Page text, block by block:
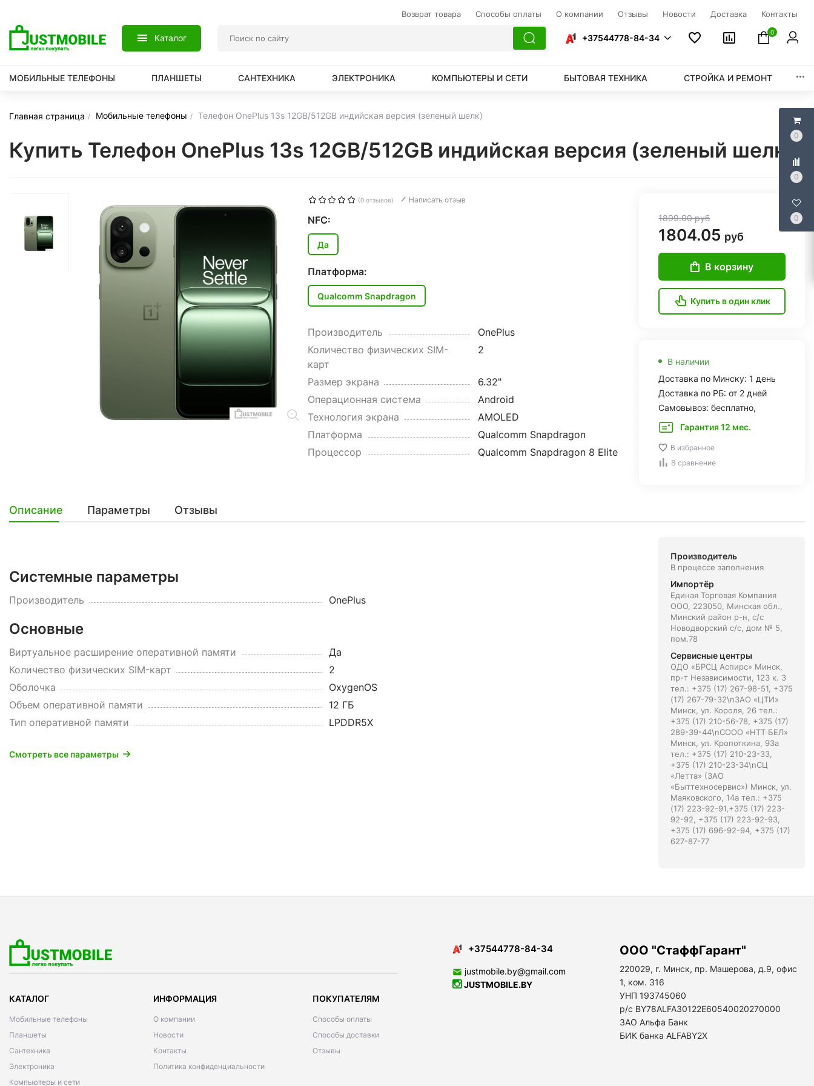
0
0
0
Возврат товара Способы оплаты О компании Отзывы Новости Доставка Контакты
Каталог +37544778-84-34
0
МОБИЛЬНЫЕ ТЕЛЕФОНЫ ПЛАНШЕТЫ САНТЕХНИКА ЭЛЕКТРОНИКА КОМПЬЮТЕРЫ И СЕТИ БЫТОВАЯ ТЕХНИКА СТРОЙКА И РЕМОНТ
Главная страница Мобильные телефоны Телефон OnePlus 13s 12GB/512GB индийская версия (зеленый шелк)
Купить Телефон OnePlus 13s 12GB/512GB индийская версия (зеленый шелк)
(0 отзывов) Написать отзыв
NFC:
Да
Платформа:
Qualcomm Snapdragon
Производитель
OnePlus
Количество физических SIM-
карт
2
Размер экрана
6.32"
Операционная система
Android
Технология экрана
AMOLED
Платформа
Qualcomm Snapdragon
Процессор
Qualcomm Snapdragon 8 Elite
1899.00руб
1804.05 руб
В корзину
Купить в один клик
В наличии
Доставка по Минску: 1 день
Доставка по РБ: от 2 дней
Самовывоз: бесплатно,
Гарантия 12 мес.
В избранное
В сравнение
Описание Параметры Отзывы
Системные параметры
Производитель OnePlus
Основные
Виртуальное расширение оперативной памяти
Да
Количество физических SIM-карт
2
Оболочка
OxygenOS
Объем оперативной памяти
12 ГБ
Тип оперативной памяти
LPDDR5X
Смотреть все параметры
Производитель
В процессе заполнения
Импортёр
Единая Торговая Компания
ООО, 223050, Минская обл.,
Минский район р-н, с/с
Новодворский с/с, дом № 5,
пом.78
Сервисные центры
ОДО «БРСЦ Аспирс» Минск,
пр-т Независимости, 123 к. 3
тел.: +375 (17) 267-98-51, +375
(17) 267-79-32\nЗАО «ЦТИ»
Минск, ул. Короля, 26 тел.:
+375 (17) 210-56-78, +375 (17)
289-39-44\nСООО «НТТ БЕЛ»
Минск, ул. Кропоткина, 93а
тел.: +375 (17) 210-23-33,
+375 (17) 210-23-34\nСЦ
«Летта» (ЗАО
«Быттехносервис») Минск, ул.
Маяковского, 14а тел.: +375
(17) 223-92-91,+375 (17) 223-
92-92, +375 (17) 223-92-93,
+375 (17) 696-92-94, +375 (17)
627-87-77
КАТАЛОГ
Мобильные телефоны
Планшеты
Сантехника
Электроника
Компьютеры и сети
ИНФОРМАЦИЯ
О компании
Новости
Контакты
Политика конфиденциальности
ПОКУПАТЕЛЯМ
Способы оплаты
Способы доставки
Отзывы
+37544778-84-34
justmobile.by@gmail.com
JUSTMOBILE.BY
ООО "СтаффГарант"
220029, г. Минск, пр. Машерова, д.9, офис
1, ком. 316
УНП 193745060
р/с BY78ALFA30122E60540020270000
ЗАО Альфа Банк
БИК банка ALFABY2X